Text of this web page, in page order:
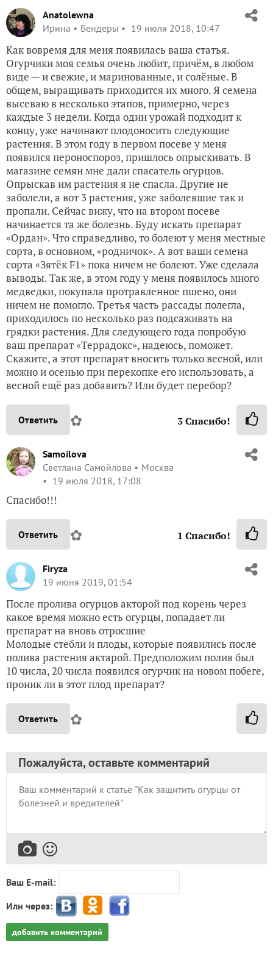
Anatolewna
Ирина
Бендеры 19 июля 2018, 10:47
Как вовремя для меня появилась ваша статья.
Огурчики моя семья очень любит, причём, в любом
виде — и свежие, и маринованные, и солёные. В
общем, выращивать приходится их много. Я семена
высеваю в несколько этапов, примерно, через
каждые 3 недели. Когда один урожай подходит к
концу, уже начинают плодоносить следующие
растения. В этом году в первом посеве у меня
появился пероноспороз, пришлось опрыскивать. В
магазине семян мне дали спасатель огурцов.
Опрыскав им растения я не спасла. Другие не
заболели, а вот 3 растения, уже заболевшие так и
пропали. Сейчас вижу, что на втором посеве
начинается та же болезнь. Буду искать препарат
«Ордан». Что справедливо, то болеют у меня местные
сорта, в основном, «родничок». А вот ваши семена
сорта «Зятёк F1» пока ничем не болеют. Уже сделала
выводы. Так же, в этом году у меня появилось много
медведки, покупала протравленное пшено, они
ничем не помогло. Третья часть рассады полегла,
приходилось по несколько раз подсаживать на
грядки растения. Для следующего года попробую
ваш препарат «Террадокс», надеюсь, поможет.
Скажите, а этот препарат вносить только весной, или
можно и осенью при перекопке его использовать, а
весной ещё раз добавить? Или будет перебор?
Ответить ✿ 3Спасибо!
Samoilova
Светлана Самойлова
Москва
19 июля 2018, 17:08
Спасибо!!!
Ответить ✿ 1 Спасибо!
Firyza
19 июня 2019, 01:54
После пролива огурцов акторой под корень через
какое время можно есть огурцы, попадает ли
препарат на вновь отросшие
Молодые стебли и плоды, которые появились после
полива растения актарой. Предположим полив был
10 числа, 20 числа появился огурчик на новом побеге,
проник ли в этот плод препарат?
Ответить ✿
Пожалуйста, оставьте комментарий
Ваш E-mail:
Или через:
добавить комментарий